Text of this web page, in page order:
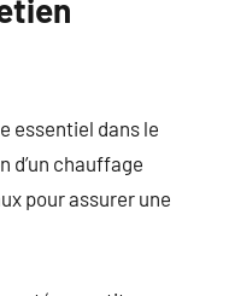
essentiel dans le
d’un chauffage
pour assurer une